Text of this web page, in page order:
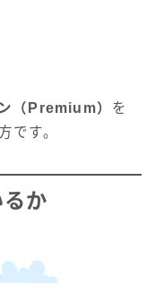
（Premium） を
です。
か